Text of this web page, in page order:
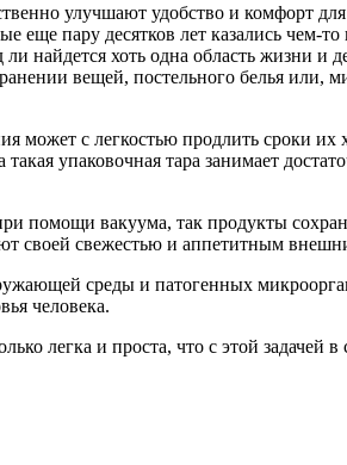
улучшают удобство и комфорт
пару десятков лет казались чем-то
найдется хоть одна область жизни и
вещей, постельного белья или,
может с легкостью продлить сроки
упаковочная тара занимает
помощи вакуума, так продукты
своей свежестью и аппетитным
среды и патогенных
человека.
легка и проста, что с этой